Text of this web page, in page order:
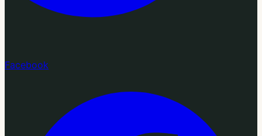
Facebook